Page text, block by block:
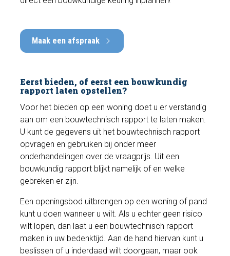
Maak een afspraak
Eerst bieden, of eerst een bouwkundig
rapport laten opstellen?
Voor het bieden op een woning doet u er verstandig
aan om een bouwtechnisch rapport te laten maken.
U kunt de gegevens uit het bouwtechnisch rapport
opvragen en gebruiken bij onder meer
onderhandelingen over de vraagprijs. Uit een
bouwkundig rapport blijkt namelijk of en welke
gebreken er zijn.
Een openingsbod uitbrengen op een woning of pand
kunt u doen wanneer u wilt. Als u echter geen risico
wilt lopen, dan laat u een bouwtechnisch rapport
maken in uw bedenktijd. Aan de hand hiervan kunt u
beslissen of u inderdaad wilt doorgaan, maar ook